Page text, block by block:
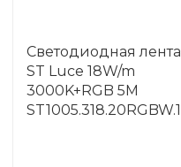
Светодиодная лента
ST Luce 18W/m
3000K+RGB 5M
ST1005.318.20RGBW.1